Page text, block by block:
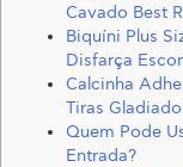
Cavado Best
Biquíni Plus
Disfarça
Calcinha
Tiras
Quem Pode
Entrada?